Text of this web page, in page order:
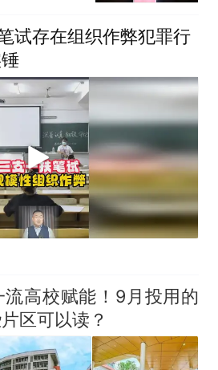
试存在组织作弊犯罪行
高校赋能！9月投用的
区可以读？